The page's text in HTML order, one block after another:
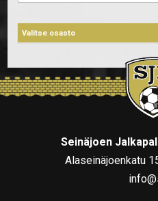
Seinäjoen
Alaseinäjoenkatu